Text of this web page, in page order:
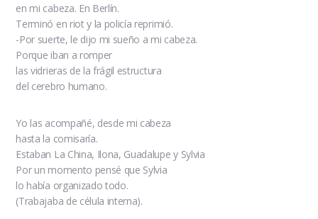
en mi cabeza. En Berlín.
Terminó en riot y la policía reprimió.
-Por suerte, le dijo mi sueño a mi cabeza.
Porque iban a romper
las vidrieras de la frágil estructura
del cerebro humano.
Yo las acompañé, desde mi cabeza
hasta la comisaría.
Estaban La China, Ilona, Guadalupe y Sylvia
Por un momento pensé que Sylvia
lo había organizado todo.
(Trabajaba de célula interna).